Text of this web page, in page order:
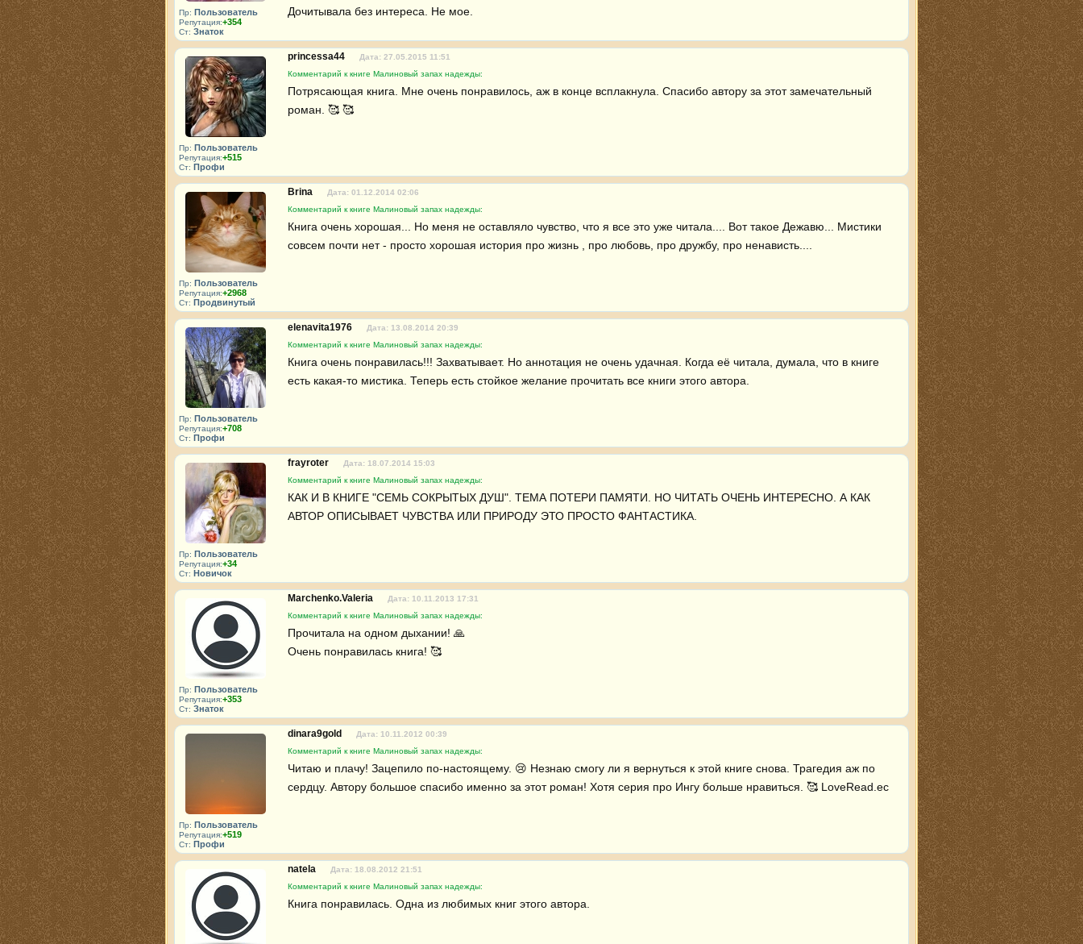
Пр: Пользователь
Репутация:+354
Ст: Знаток
Дочитывала без интереса. Не мое.
Пр: Пользователь
Репутация:+515
Ст: Профи
princessa44
Дата: 27.05.2015 11:51
Комментарий к книге Малиновый запах надежды:
Потрясающая книга. Мне очень понравилось, аж в конце всплакнула. Спасибо автору за этот замечательный
роман. 🥰 🥰
Пр: Пользователь
Репутация:+2968
Ст: Продвинутый
Brina
Дата: 01.12.2014 02:06
Комментарий к книге Малиновый запах надежды:
Книга очень хорошая... Но меня не оставляло чувство, что я все это уже читала.... Вот такое Дежавю... Мистики
совсем почти нет - просто хорошая история про жизнь , про любовь, про дружбу, про ненависть....
Пр: Пользователь
Репутация:+708
Ст: Профи
elenavita1976
Дата: 13.08.2014 20:39
Комментарий к книге Малиновый запах надежды:
Книга очень понравилась!!! Захватывает. Но аннотация не очень удачная. Когда её читала, думала, что в книге
есть какая-то мистика. Теперь есть стойкое желание прочитать все книги этого автора.
Пр: Пользователь
Репутация:+34
Ст: Новичок
frayroter
Дата: 18.07.2014 15:03
Комментарий к книге Малиновый запах надежды:
КАК И В КНИГЕ "СЕМЬ СОКРЫТЫХ ДУШ". ТЕМА ПОТЕРИ ПАМЯТИ. НО ЧИТАТЬ ОЧЕНЬ ИНТЕРЕСНО. А КАК
АВТОР ОПИСЫВАЕТ ЧУВСТВА ИЛИ ПРИРОДУ ЭТО ПРОСТО ФАНТАСТИКА.
Пр: Пользователь
Репутация:+353
Ст: Знаток
Marchenko.Valeria
Дата: 10.11.2013 17:31
Комментарий к книге Малиновый запах надежды:
Прочитала на одном дыхании! 🙏
Очень понравилась книга! 🥰
Пр: Пользователь
Репутация:+519
Ст: Профи
dinara9gold
Дата: 10.11.2012 00:39
Комментарий к книге Малиновый запах надежды:
Читаю и плачу! Зацепило по-настоящему. 😢 Незнаю смогу ли я вернуться к этой книге снова. Трагедия аж по
сердцу. Автору большое спасибо именно за этот роман! Хотя серия про Ингу больше нравиться. 🥰 LoveRead.ec
natela
Дата: 18.08.2012 21:51
Комментарий к книге Малиновый запах надежды:
Книга понравилась. Одна из любимых книг этого автора.